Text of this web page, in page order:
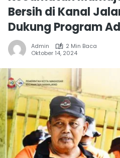
Bersih di Kanal
Dukung Program
Admin
2 Min Baca
Oktober 14, 2024